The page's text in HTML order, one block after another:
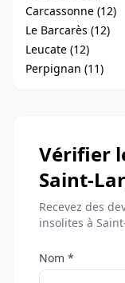
Carcassonne (12)
Le Barcarès (12)
Leucate (12)
Perpignan (11)
Vérifier
Saint-
Recevez des
insolites à
Nom *